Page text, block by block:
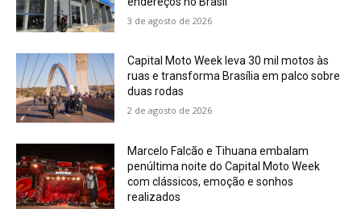
3 de agosto de 2026
Capital Moto Week leva 30 mil motos às
ruas e transforma Brasília em palco sobre
duas rodas
2 de agosto de 2026
Marcelo Falcão e Tihuana embalam
penúltima noite do Capital Moto Week
com clássicos, emoção e sonhos
realizados